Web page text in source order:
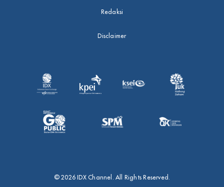
Redaksi
Disclaimer
© 2026 IDX Channel. All Rights Reserved.